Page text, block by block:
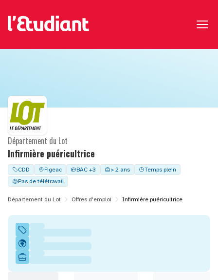
Infirmière puéricultrice
Département du Lot
CDD Figeac BAC +3 > 2 ans
Temps plein
Pas de télétravail
Département du Lot Offres d'emploi Infirmière puéricultrice